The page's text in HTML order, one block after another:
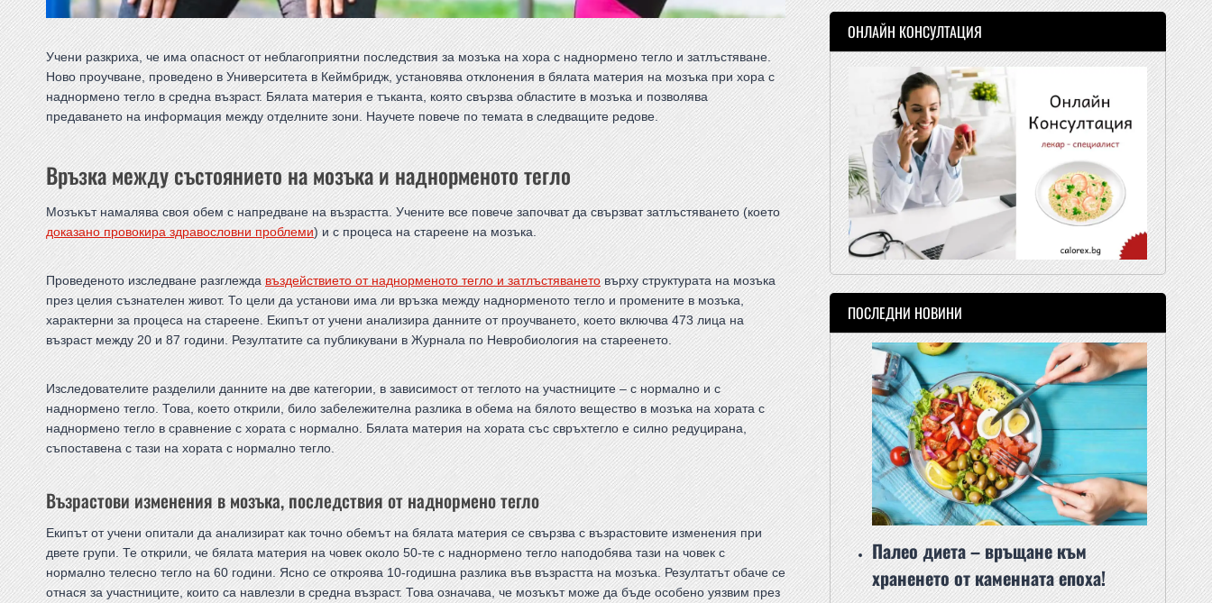
Учени разкриха, че има опасност от неблагоприятни последствия за мозъка на хора с наднормено тегло и затлъстяване.
Ново проучване, проведено в Университета в Кеймбридж, установява отклонения в бялата материя на мозъка при хора с
наднормено тегло в средна възраст. Бялата материя е тъканта, която свързва областите в мозъка и позволява
предаването на информация между отделните зони. Научете повече по темата в следващите редове.
Връзка между състоянието на мозъка и наднорменото тегло
Мозъкът намалява своя обем с напредване на възрастта. Учените все повече започват да свързват затлъстяването (което
доказано провокира здравословни проблеми) и с процеса на стареене на мозъка.
Проведеното изследване разглеждавъздействието от наднорменото тегло и затлъстяванетовърху структурата на мозъка
през целия съзнателен живот. То цели да установи има ли връзка между наднорменото тегло и промените в мозъка,
характерни за процеса на стареене. Екипът от учени анализира данните от проучването, което включва 473 лица на
възраст между 20 и 87 години. Резултатите са публикувани в Журнала по Невробиология на стареенето.
Изследователите разделили данните на две категории, в зависимост от теглото на участниците – с нормално и с
наднормено тегло. Това, което открили, било забележителна разлика в обема на бялото вещество в мозъка на хората с
наднормено тегло в сравнение с хората с нормално. Бялата материя на хората със свръхтегло е силно редуцирана,
съпоставена с тази на хората с нормално тегло.
Възрастови изменения в мозъка, последствия от наднормено тегло
Екипът от учени опитали да анализират как точно обемът на бялата материя се свързва с възрастовите изменения при
двете групи. Те открили, че бялата материя на човек около 50-те с наднормено тегло наподобява тази на човек с
нормално телесно тегло на 60 години. Ясно се откроява 10-годишна разлика във възрастта на мозъка. Резултатът обаче се
отнася за участниците, които са навлезли в средна възраст. Това означава, че мозъкът може да бъде особено уязвим през
ОНЛАЙН КОНСУЛТАЦИЯ
ПОСЛЕДНИ НОВИНИ
Палео диета – връщане към
храненето от каменната епоха!